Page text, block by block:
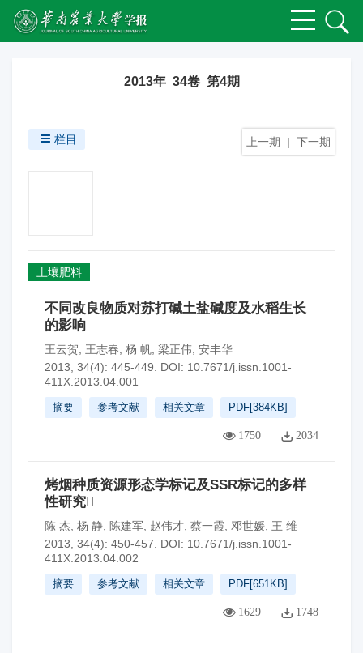
2013年 34卷 第4期
栏目 上一期 | 下一期
土壤肥料
不同改良物质对苏打碱土盐碱度及水稻生长
的影响
王云贺 王志春 杨 帆 梁正伟 安丰华
2013, 34(4): 445-449.
DOI: 10.7671/j.issn.1001-
411X.2013.04.001
摘要 参考文献 相关文章 PDF[384KB]
1750 2034
烤烟种质资源形态学标记及SSR标记的多样
性研究
陈 杰 杨 静 陈建军 赵伟才 蔡一霞 邓世媛 王 维
2013, 34(4): 450-457.
DOI: 10.7671/j.issn.1001-
411X.2013.04.002
摘要 参考文献 相关文章 PDF[651KB]
1629 1748